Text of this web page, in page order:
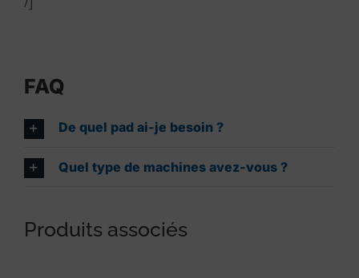
FAQ
De quel pad ai-je besoin ?
Quel type de machines avez-vous ?
Produits associés